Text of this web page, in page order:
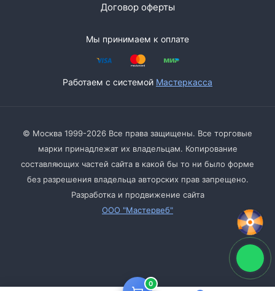
0
Договор оферты
Мы принимаем к оплате
Работаем с системой Мастеркасса
© Москва 1999-2026 Все права защищены. Все торговые
марки принадлежат их владельцам. Копирование
составляющих частей сайта в какой бы то ни было форме
без разрешения владельца авторских прав запрещено.
Разработка и продвижение сайта
ООО "Мастервеб"